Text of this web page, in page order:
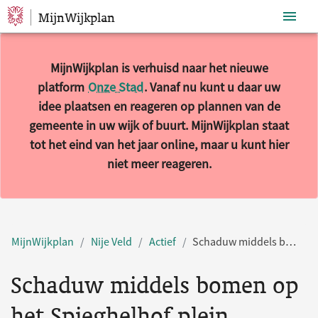
Sla navigatie over
MijnWijkplan
MijnWijkplan is verhuisd naar het nieuwe
platform Onze Stad. Vanaf nu kunt u daar uw
idee plaatsen en reageren op plannen van de
gemeente in uw wijk of buurt. MijnWijkplan staat
tot het eind van het jaar online, maar u kunt hier
niet meer reageren.
MijnWijkplan Nije Veld Actief Schaduw middels bomen op het Spieghelhof plein
Schaduw middels bomen op